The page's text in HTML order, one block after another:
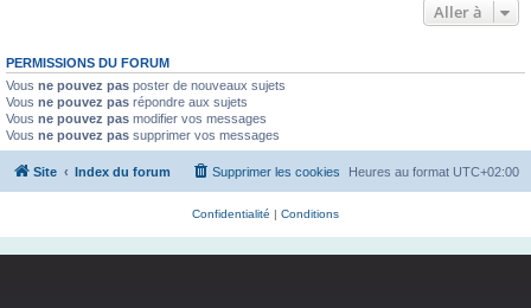
Aller à
PERMISSIONS DU FORUM
Vous ne pouvez pas poster de nouveaux sujets
Vous ne pouvez pas répondre aux sujets
Vous ne pouvez pas modifier vos messages
Vous ne pouvez pas supprimer vos messages
Site Index du forum Heures au format UTC+02:00
Supprimer les cookies
Confidentialité | Conditions